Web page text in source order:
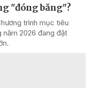
"đóng băng"?
trình mục tiêu
2026 đang đặt